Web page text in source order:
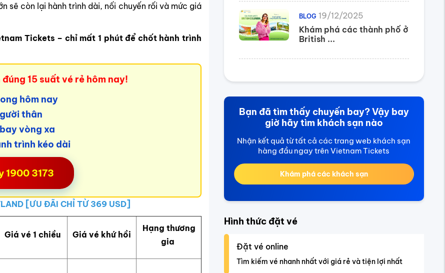
sẽ còn lại hành trình dài, nối chuyến rối và mức giá
Tickets – chỉ mất 1 phút để chốt hành trình
15 suất vé rẻ hôm nay!
hôm nay
thân
vòng xa
trình kéo dài
1900 3173
[ƯU ĐÃI CHỈ TỪ 369 USD]
Giá vé 1 chiều Giá vé khứ hồi
Hạng thương
gia
BLOG 19/12/2025
Khám phá các thành phố ở
British ...
Bạn đã tìm thấy chuyến bay? Vậy bay
giờ hãy tìm khách sạn nào
Nhận kết quả từ tất cả các trang web khách sạn
hàng đầu ngay trên Vietnam Tickets
Khám phá các khách sạn
Hình thức đặt vé
Đặt vé online
Tìm kiếm vé nhanh nhất với giá rẻ và tiện lợi nhất